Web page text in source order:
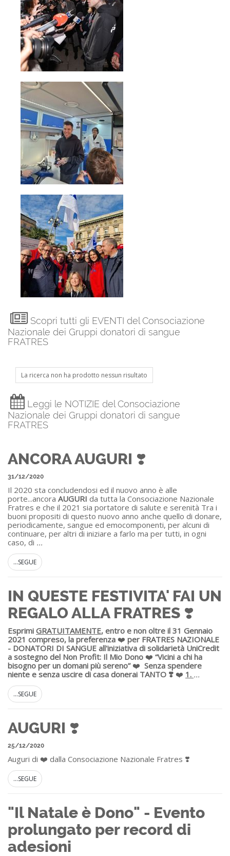
Scopri tutti gli EVENTI del Consociazione
Nazionale dei Gruppi donatori di sangue
FRATRES
La ricerca non ha prodotto nessun risultato
Leggi le NOTIZIE del Consociazione
Nazionale dei Gruppi donatori di sangue
FRATRES
ANCORA AUGURI ❣️
31/12/2020
Il 2020 sta concludendosi ed il nuovo anno è alle
porte...ancora AUGURI da tutta la Consociazione Nazionale
Fratres e che il 2021 sia portatore di salute e serenità Tra i
buoni propositi di questo nuovo anno anche quello di donare,
periodicamente, sangue ed emocomponenti, per alcuni di
continuare, per altri di iniziare a farlo ma per tutti, in ogni
caso, di ...
...SEGUE
IN QUESTE FESTIVITA' FAI UN
REGALO ALLA FRATRES ❣️
Esprimi GRATUITAMENTE, entro e non oltre il 31 Gennaio
2021 compreso, la preferenza ❤️ per FRATRES NAZIONALE
- DONATORI DI SANGUE all'iniziativa di solidarietà UniCredit
a sostegno del Non Profit: Il Mio Dono ❤️ “Vicini a chi ha
bisogno per un domani più sereno”❤️ Senza spendere
niente e senza uscire di casa donerai TANTO ❣️ ❤️ 1. ...
...SEGUE
AUGURI ❣️
25/12/2020
Auguri di ❤️ dalla Consociazione Nazionale Fratres ❣️
...SEGUE
"Il Natale è Dono" - Evento
prolungato per record di
adesioni